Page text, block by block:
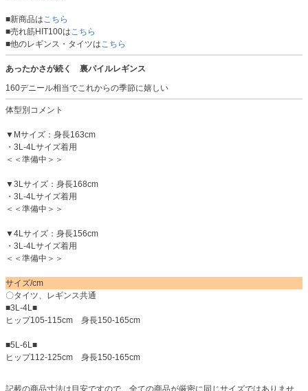
■新商品はこちら
■売れ筋HIT100はこちら
■他のレギンス・タイツはこちら
あったかさが続く 裏パイルレギンス
160デニール相当でこれからの季節に嬉しい
体型別コメント
▼Mサイズ：身長163cm
・3L-4Lサイズ着用
＜＜準備中＞＞
▼3Lサイズ：身長168cm
・3L-4Lサイズ着用
＜＜準備中＞＞
▼4Lサイズ：身長156cm
・3L-4Lサイズ着用
＜＜準備中＞＞
サイズ/cm
〇タイツ、レギンス共通
■3L-4L■
ヒップ105-115cm 身長150-165cm
■5L-6L■
ヒップ112-125cm 身長150-165cm
記載の商品寸法は目安ですので、全ての商品が厳密に同じサイズではありませ